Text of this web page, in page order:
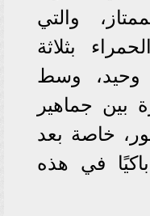
والتي
بثلاثة
وحيد، وسط
بين جماهير
خاصة بعد
في هذه